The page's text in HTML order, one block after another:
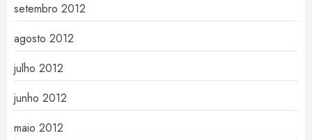
setembro 2012
agosto 2012
julho 2012
junho 2012
maio 2012